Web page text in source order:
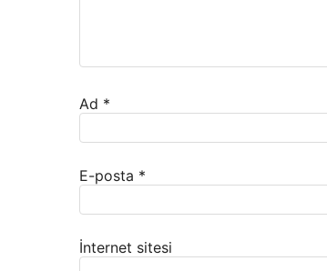
Ad *
E-posta *
İnternet sitesi